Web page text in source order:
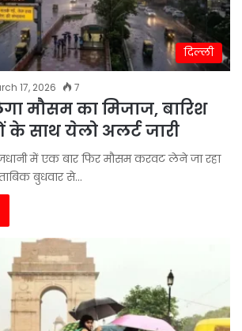
दिल्ली
17, 2026 7
मौसम का मिजाज, बारिश
साथ येलो अलर्ट जारी
में एक बार फिर मौसम करवट लेने जा रहा
बुधवार से…